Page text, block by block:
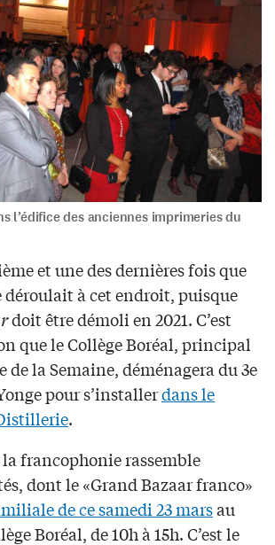
l’édifice des anciennes imprimeries du
et une des dernières fois que
déroulait à cet endroit, puisque
doit être démoli en 2021. C’est
que le Collège Boréal, principal
la Semaine, déménagera du 3e
pour s’installerdans le
.
la francophonie rassemble
dont le «Grand Bazaar franco»
de ce samedi 23 marsau
Boréal, de 10h à 15h. C’est le